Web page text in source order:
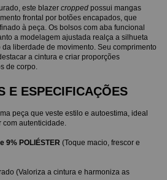
este blazer cropped possui mangas
frontal por botões encapados, que
à peça. Os bolsos com aba funcional
a modelagem ajustada realça a silhueta
liberdade de movimento. Seu comprimento
a cintura e criar proporções
de corpo.
E ESPECIFICAÇÕES
peça que veste estilo e autoestima, ideal
com autenticidade.
9% POLIÉSTER (Toque macio, frescor e
(Valoriza a cintura e harmoniza as